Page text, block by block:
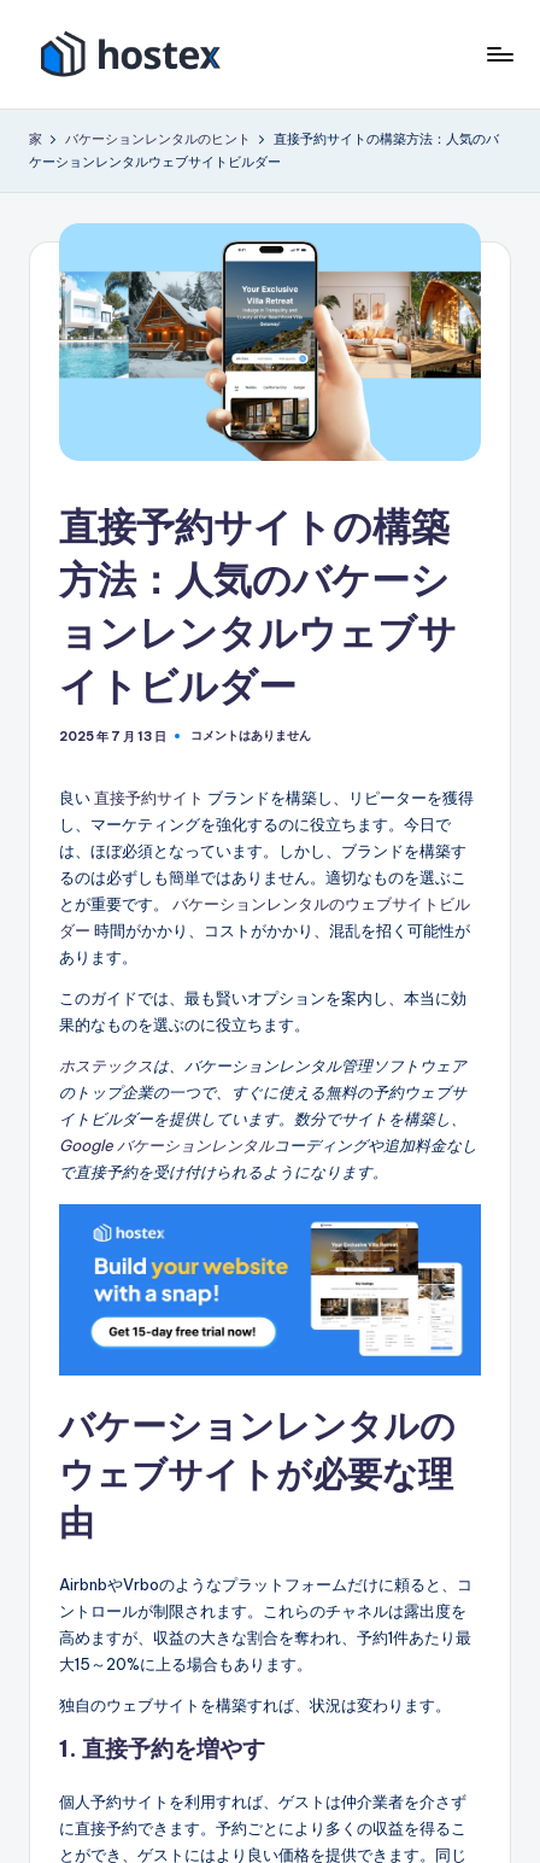
テ
に
ス
テ
ッ
ス
バ
家 バケーションレンタルのヒント
直接予約サイトの構築方法：人気のバ
ケーションレンタルウェブサイトビルダー
直接予約サイトの構築
方法：人気のバケーシ
ョンレンタルウェブサ
イトビルダー
2025 年 7 月 13 日 コメントはありません
良い直接予約サイト ブランドを構築し、リピーターを獲得
し、マーケティングを強化するのに役立ちます。今日で
は、ほぼ必須となっています。しかし、ブランドを構築す
るのは必ずしも簡単ではありません。適切なものを選ぶこ
とが重要です。 バケーションレンタルのウェブサイトビル
ダー 時間がかかり、コストがかかり、混乱を招く可能性が
あります。
このガイドでは、最も賢いオプションを案内し、本当に効
果的なものを選ぶのに役立ちます。
ホステックスは、バケーションレンタル管理ソフトウェア
のトップ企業の一つで、すぐに使える無料の予約ウェブサ
イトビルダーを提供しています。数分でサイトを構築し、
Google バケーションレンタルコーディングや追加料金なし
で直接予約を受け付けられるようになります。
バケーションレンタルの
ウェブサイトが必要な理
由
AirbnbやVrboのようなプラットフォームだけに頼ると、コ
ントロールが制限されます。これらのチャネルは露出度を
高めますが、収益の大きな割合を奪われ、予約1件あたり最
大15～20%に上る場合もあります。
独自のウェブサイトを構築すれば、状況は変わります。
1. 直接予約を増やす
個人予約サイトを利用すれば、ゲストは仲介業者を介さず
に直接予約できます。予約ごとにより多くの収益を得るこ
とができ、ゲストにはより良い価格を提供できます。同じ